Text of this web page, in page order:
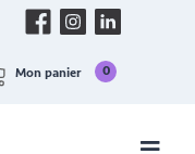
Mon panier 0